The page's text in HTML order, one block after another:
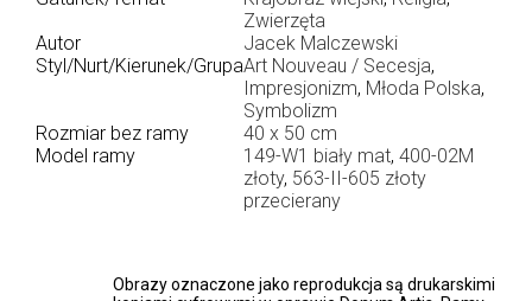
Zwierzęta
Autor
Jacek Malczewski
Styl/Nurt/Kierunek/GrupaArt Nouveau / Secesja,
Impresjonizm, Młoda Polska,
Symbolizm
Rozmiar bez ramy
40 x 50 cm
Model ramy
149-W1 biały mat, 400-02M
złoty, 563-II-605 złoty
przecierany
Obrazy oznaczone jako reprodukcja są drukarskimi